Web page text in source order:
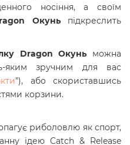
носіння, а своїм
Окуньпідкреслить
Dragon Окунь можна
яким зручним для вас
"), або скориставшись
корзини.
риболовлю як спорт,
ідею Catch & Release